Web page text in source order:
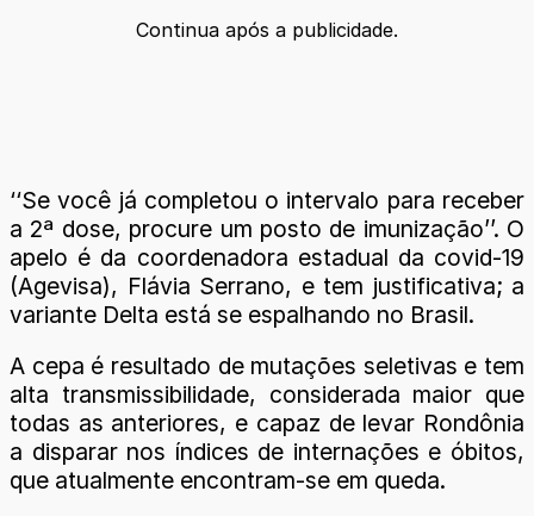
Continua após a publicidade.
‘‘Se você já completou o intervalo para receber
a 2ª dose, procure um posto de imunização’’. O
apelo é da coordenadora estadual da covid-19
(Agevisa), Flávia Serrano, e tem justificativa; a
variante Delta está se espalhando no Brasil.
A cepa é resultado de mutações seletivas e tem
alta transmissibilidade, considerada maior que
todas as anteriores, e capaz de levar Rondônia
a disparar nos índices de internações e óbitos,
que atualmente encontram-se em queda.